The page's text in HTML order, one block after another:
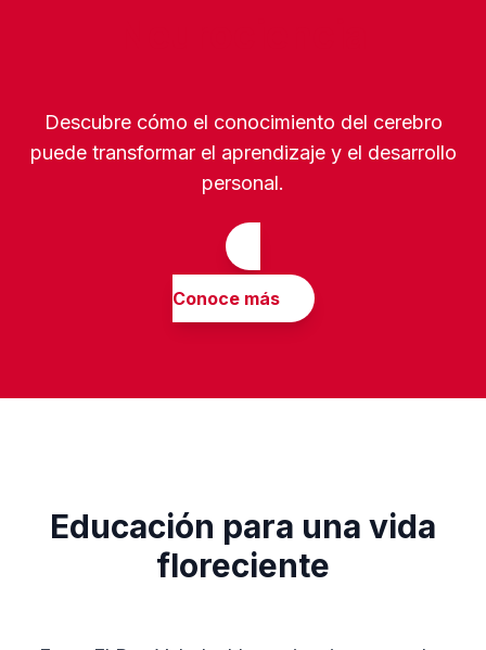
Descubre cómo el conocimiento del cerebro
puede transformar el aprendizaje y el desarrollo
personal.
Conoce más
Educación para una vida
floreciente